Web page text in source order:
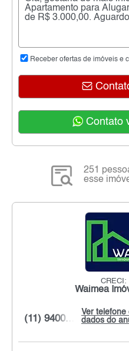
Receber ofertas de imóveis e
Contato
251
esse
CRECI:
Waimea
Ver telefone
dados do
(11) 9400...